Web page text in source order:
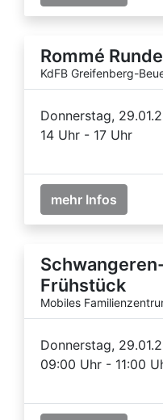
Rommé Runde
KdFB Greifenberg-
Donnerstag,
14 Uhr - 17 Uhr
mehr Infos
Frühstück
Mobiles
Donnerstag,
09:00 Uhr - 11:00